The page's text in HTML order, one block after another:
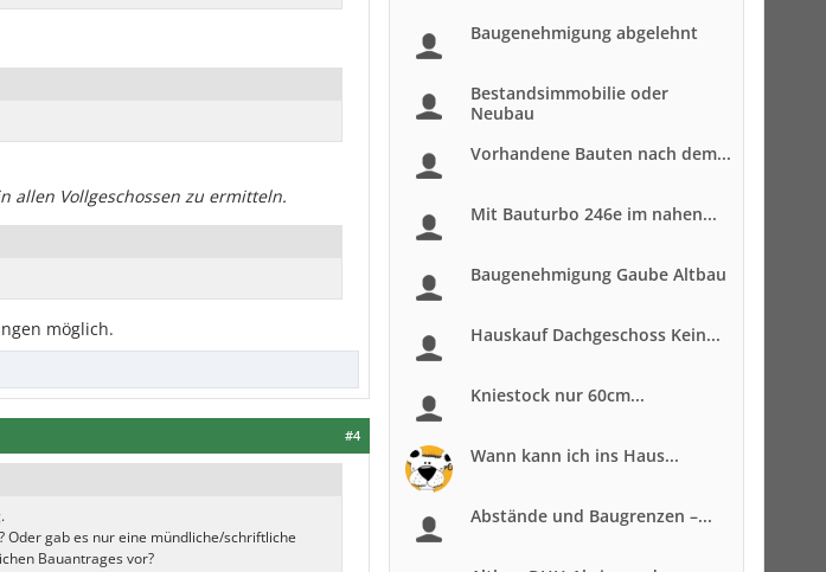
allen Vollgeschossen zu ermitteln.
möglich.
#4
Oder gab es nur eine mündliche/schriftliche
Bauantrages vor?
Baugenehmigung abgelehnt
Bestandsimmobilie oder
Neubau
Vorhandene Bauten nach dem...
Mit Bauturbo 246e im nahen...
Baugenehmigung Gaube Altbau
Hauskauf Dachgeschoss Kein...
Kniestock nur 60cm...
Wann kann ich ins Haus...
Abstände und Baugrenzen –...